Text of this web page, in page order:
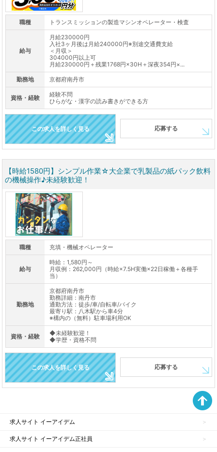
職種 トランスミッションの製造マシンオペレーター・検査
給与
月給230000円
入社3ヶ月後は月給240000円※別途交通費支給
＜月収＞
304000円以上可
月給230000円＋残業1768円×30H＋深夜354円×...
勤務地 京都府南丹市
資格・経験
経験不問
ひらがな・漢字の読み書きができる方
この求人を詳しく見る 応募する
【時給1580円】シンプル作業☆大企業で乳製品の紙パック飲料
の機械操作♪未経験歓迎！
職種 充填・機械オペレーター
給与
時給：1,580円～
月収例：262,000円（時給×7.5H実働×22日稼働＋各種手
当）
勤務地
京都府南丹市
勤務詳細：南丹市
通勤方法：徒歩/車/自転車/バイク
最寄り駅：八木駅から車4分
※構内の（無料）駐車場利用OK
資格・経験
◆未経験歓迎！
◆学歴・資格不問
この求人を詳しく見る 応募する
求人サイト イーアイデム
求人サイト イーアイデム正社員